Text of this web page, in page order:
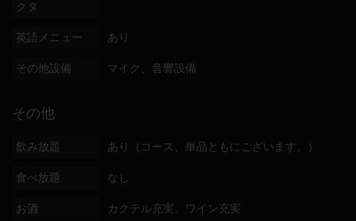
クタ
英語メニュー あり
その他設備 マイク、音響設備
その他
飲み放題 あり（コース、単品ともにございます。）
食べ放題 なし
お酒 カクテル充実、ワイン充実